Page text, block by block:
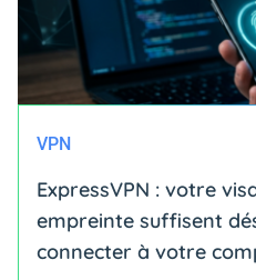
VPN
ExpressVPN : votre
empreinte suffisent
connecter à votre